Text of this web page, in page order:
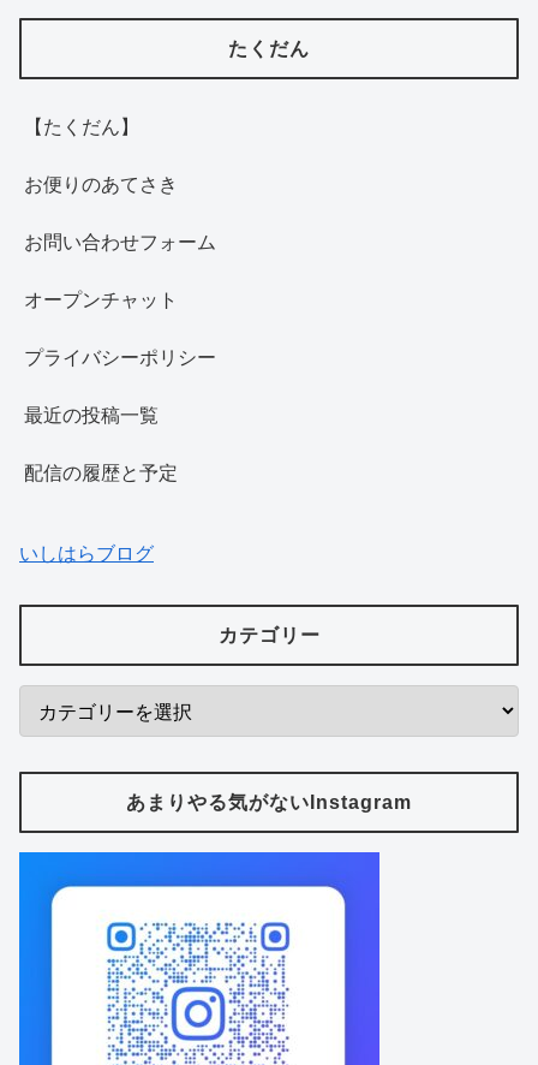
たくだん
【たくだん】
お便りのあてさき
お問い合わせフォーム
オープンチャット
プライバシーポリシー
最近の投稿一覧
配信の履歴と予定
いしはらブログ
カテゴリー
あまりやる気がないInstagram